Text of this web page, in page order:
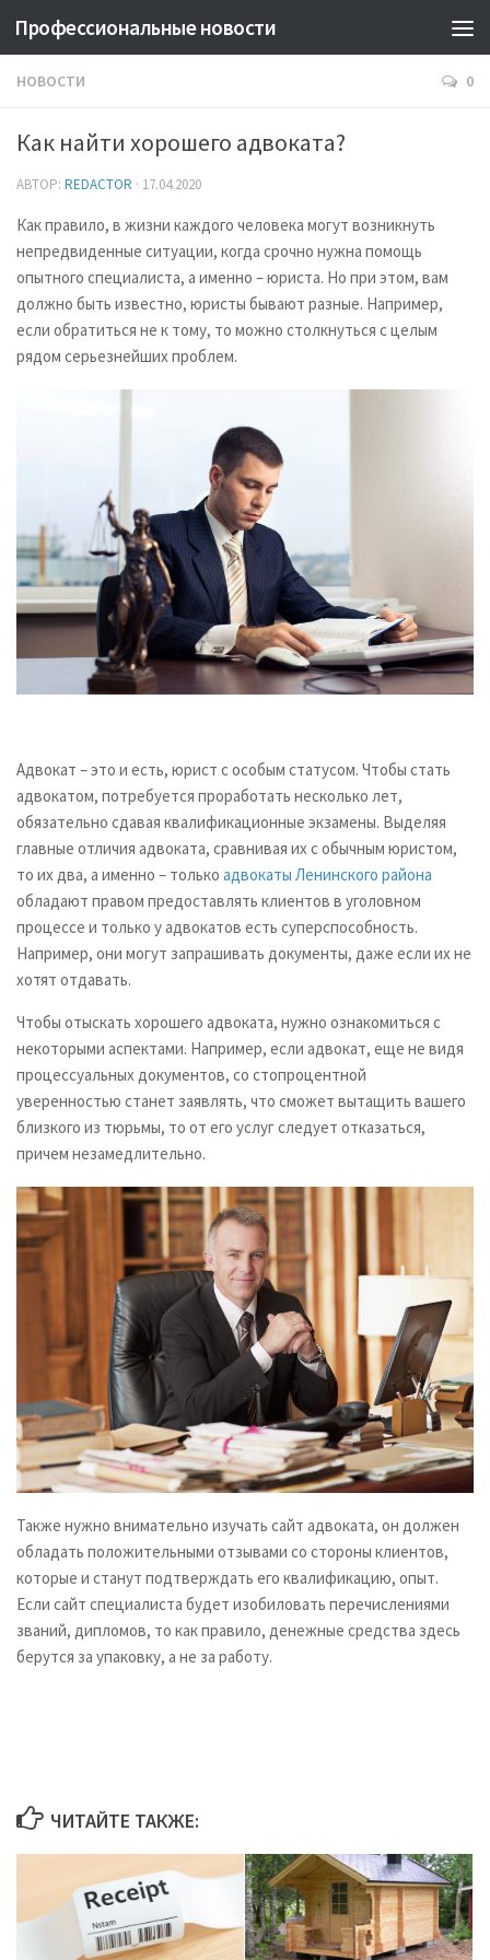
Профессиональные новости
НОВОСТИ 0
Как найти хорошего адвоката?
АВТОР: REDACTOR · 17.04.2020
Как правило, в жизни каждого человека могут возникнуть
непредвиденные ситуации, когда срочно нужна помощь
опытного специалиста, а именно – юриста. Но при этом, вам
должно быть известно, юристы бывают разные. Например,
если обратиться не к тому, то можно столкнуться с целым
рядом серьезнейших проблем.
Адвокат – это и есть, юрист с особым статусом. Чтобы стать
адвокатом, потребуется проработать несколько лет,
обязательно сдавая квалификационные экзамены. Выделяя
главные отличия адвоката, сравнивая их с обычным юристом,
то их два, а именно – только адвокаты Ленинского района
обладают правом предоставлять клиентов в уголовном
процессе и только у адвокатов есть суперспособность.
Например, они могут запрашивать документы, даже если их не
хотят отдавать.
Чтобы отыскать хорошего адвоката, нужно ознакомиться с
некоторыми аспектами. Например, если адвокат, еще не видя
процессуальных документов, со стопроцентной
уверенностью станет заявлять, что сможет вытащить вашего
близкого из тюрьмы, то от его услуг следует отказаться,
причем незамедлительно.
Также нужно внимательно изучать сайт адвоката, он должен
обладать положительными отзывами со стороны клиентов,
которые и станут подтверждать его квалификацию, опыт.
Если сайт специалиста будет изобиловать перечислениями
званий, дипломов, то как правило, денежные средства здесь
берутся за упаковку, а не за работу.
ЧИТАЙТЕ ТАКЖЕ: